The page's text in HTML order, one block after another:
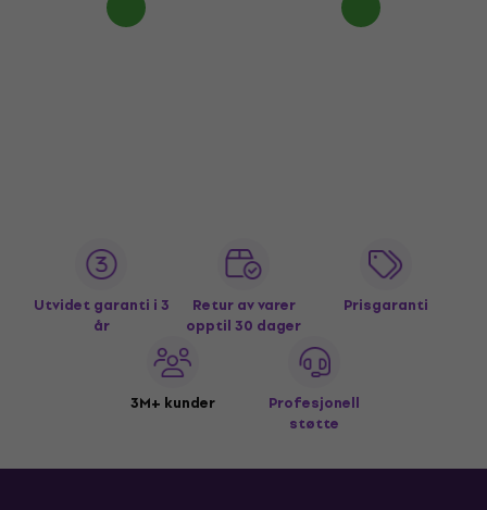
Utvidet garanti i 3
år
Retur av varer
opptil 30 dager
Prisgaranti
3M+ kunder
Profesjonell
støtte